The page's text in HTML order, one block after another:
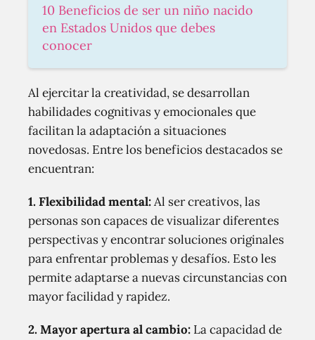
10 Beneficios de ser un niño nacido
en Estados Unidos que debes
conocer
Al ejercitar la creatividad, se desarrollan
habilidades cognitivas y emocionales que
facilitan la adaptación a situaciones
novedosas. Entre los beneficios destacados se
encuentran:
1. Flexibilidad mental:Al ser creativos, las
personas son capaces de visualizar diferentes
perspectivas y encontrar soluciones originales
para enfrentar problemas y desafíos. Esto les
permite adaptarse a nuevas circunstancias con
mayor facilidad y rapidez.
2. Mayor apertura al cambio: La capacidad de